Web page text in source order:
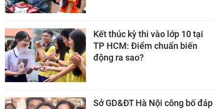
Kết thúc kỳ thi vào lớp 10 tại
TP HCM: Điểm chuẩn biến
động ra sao?
Sở GD&ĐT Hà Nội công bố đáp